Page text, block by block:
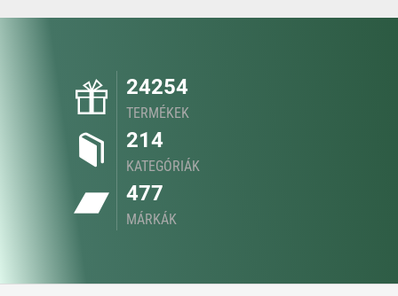
24254
TERMÉKEK
214
KATEGÓRIÁK
477
MÁRKÁK